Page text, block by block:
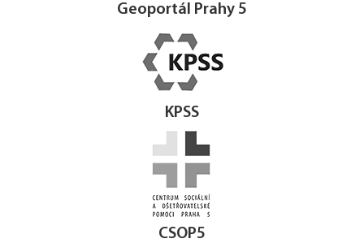
Geoportál Prahy 5
KPSS
CSOP5